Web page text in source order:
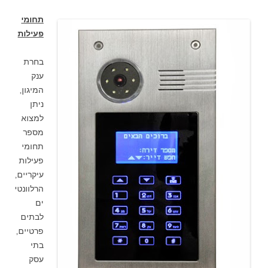
תחומי
פעילות
בחרת
ענק
המיגון,
ניתן
למצוא
מספר
תחומי
פעילות
עיקריים,
הרלוונטי
ים
לבתים
פרטיים,
בתי
עסק